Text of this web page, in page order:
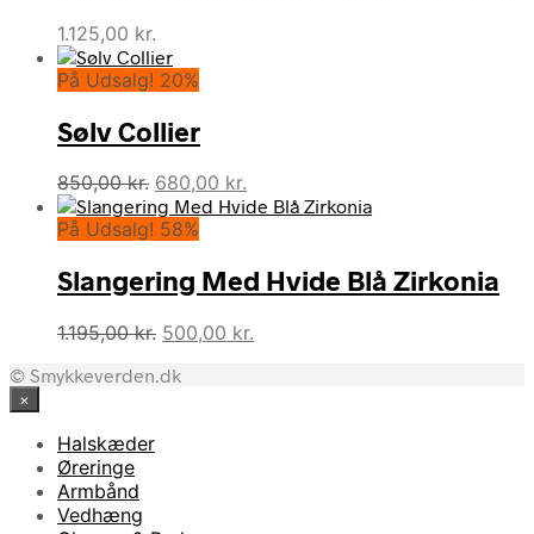
1.125,00 kr.
På Udsalg! 20%
Sølv Collier
850,00kr. Den
oprindelige
pris
850,00 kr..
680,00 kr.
aktuelle
680,00 kr..
På Udsalg! 58%
Slangering Med Hvide Blå Zirkonia
1.195,00kr. Den
pris
500,00 kr.
© Smykkeverden.dk
×
Halskæder
Øreringe
Armbånd
Vedhæng